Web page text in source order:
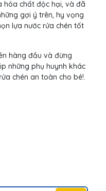
hóa chất độc hại, và đã
gợi ý trên, hy vọng
lựa nước rửa chén tốt
hàng đầu và đừng
những phụ huynh khác
chén an toàn cho bé!.